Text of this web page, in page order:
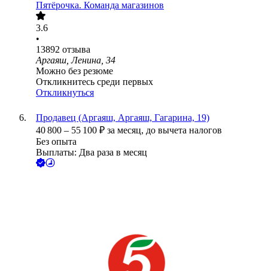
Пятёрочка. Команда магазинов
3.6
•
13892 отзыва
Аргаяш, Ленина, 34
Можно без резюме
Откликнитесь среди первых
Откликнуться
Продавец (Аргаяш, Аргаяш, Гагарина, 19)
40 800 – 55 100 ₽ за месяц, до вычета налогов
Без опыта
Выплаты: Два раза в месяц